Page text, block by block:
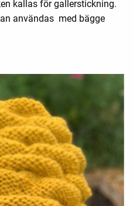
kallas för gallerstickning.
användas med bägge